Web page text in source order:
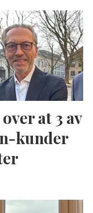
at 3 av
kunder